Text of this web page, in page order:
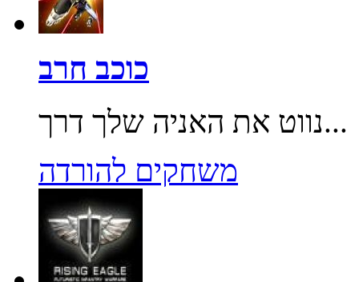
כוכב חרב
נווט את האניה שלך דרך...
משחקים להורדה